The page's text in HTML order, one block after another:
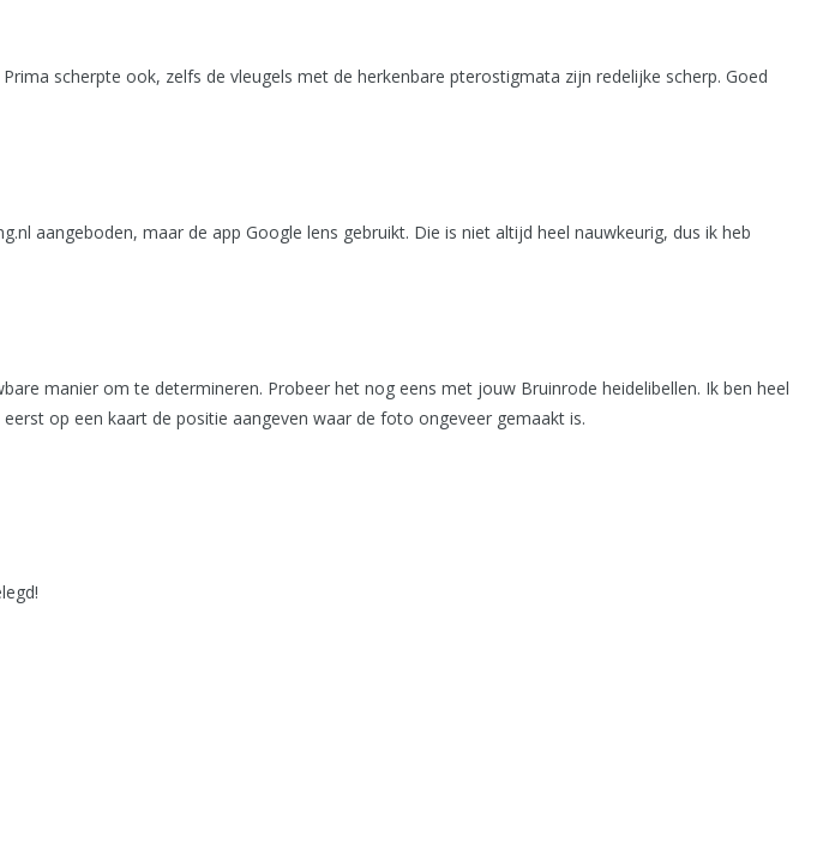
scherpte ook, zelfs de vleugels met de herkenbare pterostigmata zijn redelijke scherp. Goed
aangeboden, maar de app Google lens gebruikt. Die is niet altijd heel nauwkeurig, dus ik heb
manier om te determineren. Probeer het nog eens met jouw Bruinrode heidelibellen. Ik ben heel
op een kaart de positie aangeven waar de foto ongeveer gemaakt is.